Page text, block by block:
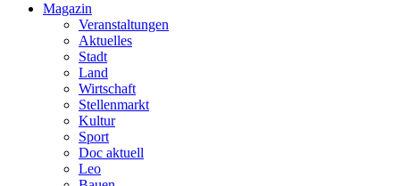
Magazin
Veranstaltungen
Aktuelles
Stadt
Land
Wirtschaft
Stellenmarkt
Kultur
Sport
Doc aktuell
Leo